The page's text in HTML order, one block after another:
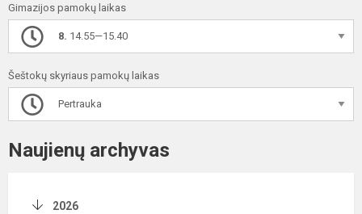
Gimazijos pamokų laikas
8. 14.55—15.40
Šeštokų skyriaus pamokų laikas
Pertrauka
Naujienų archyvas
2026